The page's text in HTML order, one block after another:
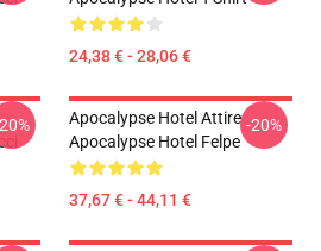
24,38 € - 28,06 €
Apocalypse Hotel Attire
Apocalypse Hotel Felpe
37,67 € - 44,11 €
-20%